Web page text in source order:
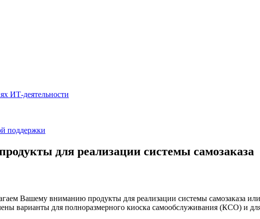
ИТ-деятельности
поддержки
для реализации системы самозаказа
Вашему вниманию продукты для реализации системы самозаказа
варианты для полноразмерного киоска самообслуживания (КСО) и